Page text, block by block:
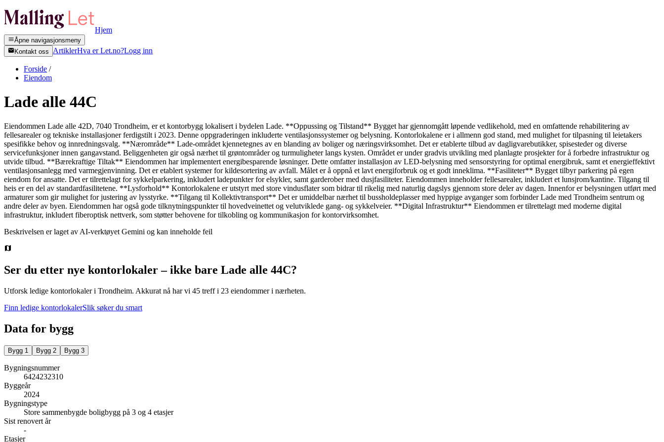
Hjem
Åpne navigasjonsmeny
Kontakt oss
ArtiklerHva er Let.no?Logg inn
Forside /
Eiendom
Lade alle 44C
Eiendommen Lade alle 42D, 7040 Trondheim, er et kontorbygg lokalisert i bydelen Lade. **Oppussing og Tilstand** Bygget har gjennomgått løpende vedlikehold, med en omfattende rehabilitering av
fellesarealer og tekniske installasjoner ferdigstilt i 2023. Denne oppgraderingen inkluderte ventilasjonssystemer og belysning. Kontorlokalene er i allmenn god stand, med mulighet for tilpasning til leietakers
spesifikke behov og innredningsvalg. **Nærområde** Lade-området kjennetegnes av en blanding av boliger og næringsvirksomhet. Det er etablerte tilbud av dagligvarebutikker, spisesteder og diverse
servicefunksjoner innen gangavstand. Beliggenheten gir også nærhet til grøntområder og turmuligheter langs kysten. Området er under gradvis utvikling med planlagte prosjekter for å forbedre infrastruktur og
utvide tilbud. **Bærekraftige Tiltak** Eiendommen har implementert energibesparende løsninger. Dette omfatter installasjon av LED-belysning med sensorstyring for optimal energibruk, samt et energieffektivt
ventilasjonsanlegg med varmegjenvinning. Det er etablert systemer for kildesortering av avfall. Målet er å oppnå et lavt energiforbruk og et godt inneklima. **Fasiliteter** Bygget tilbyr parkering på egen
eiendom for ansatte. Det er tilrettelagt for sykkelparkering, inkludert ladepunkter for elsykler, samt garderober med dusjfasiliteter. Eiendommen inneholder fellesarealer, inkludert et lunsjrom/kantine. Tilgang til
heis er en del av standardfasilitetene. **Lysforhold** Kontorlokalene er utstyrt med store vindusflater som bidrar til rikelig med naturlig dagslys gjennom store deler av dagen. Innenfor er belysningen utført med
armaturer som gir mulighet for justering av lysstyrke. **Tilgang til Kollektivtransport** Det er umiddelbar nærhet til bussholdeplasser med hyppige avganger som forbinder Lade med Trondheim sentrum og
andre deler av byen. Eiendommen har også gode tilknytningspunkter til hovedveinettet og velutviklede gang- og sykkelveier. **Digital Infrastruktur** Eiendommen er tilrettelagt med moderne digital
infrastruktur, inkludert fiberoptisk nettverk, som støtter behovene for tilkobling og kommunikasjon for kontorvirksomhet.
Beskrivelsen er laget av AI-verktøyet Gemini og kan inneholde feil
Ser du etter nye kontorlokaler – ikke bare Lade alle 44C?
Utforsk ledige kontorlokaler i Trondheim. Akkurat nå har vi 45 treff i 23 eiendommer i nærheten.
Finn ledige kontorlokalerSlik søker du smart
Data for bygg
Bygg 1 Bygg 2 Bygg 3
Bygningsnummer
6424232310
Byggeår
2024
Bygningstype
Store sammenbygde boligbygg på 3 og 4 etasjer
Sist renovert år
-
Etasjer